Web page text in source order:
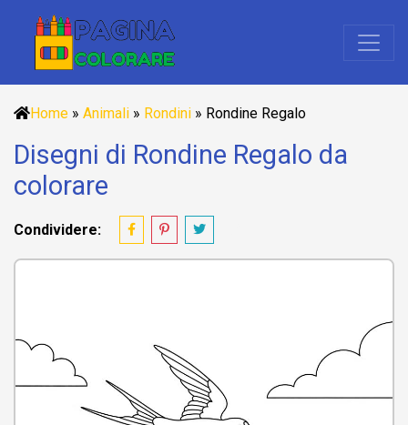
Home » Animali » Rondini » Rondine Regalo
Disegni di Rondine Regalo da
colorare
Condividere: